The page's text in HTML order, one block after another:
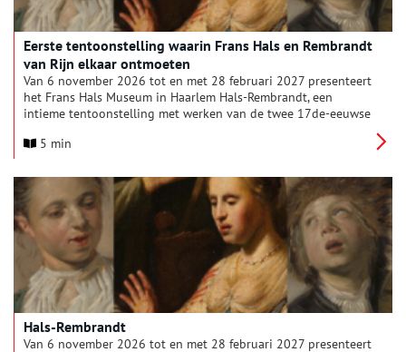
Eerste tentoonstelling waarin Frans Hals en Rembrandt
van Rijn elkaar ontmoeten
Van 6 november 2026 tot en met 28 februari 2027 presenteert
het Frans Hals Museum in Haarlem Hals-Rembrandt, een
intieme tentoonstelling met werken van de twee 17de-eeuwse
geroemd om hun levensechte portretten en karakterkoppen in
geheel aan de combinatie van schilderijen van deze twee
grootmeesters is gewijd. De negentien schilderijen worden
getoond in een setting die uitnodigt om met aandacht te
kijken en daardoor meer te zien.
5 min
Hals-Rembrandt
Van 6 november 2026 tot en met 28 februari 2027 presenteert